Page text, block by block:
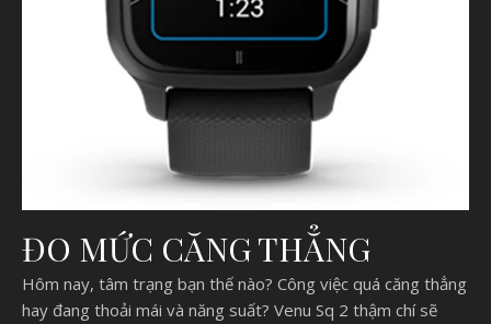
ĐO MỨC CĂNG THẲNG
Hôm nay, tâm trạng bạn thế nào? Công việc quá căng thẳng
hay đang thoải mái và năng suất? Venu Sq 2 thậm chí sẽ